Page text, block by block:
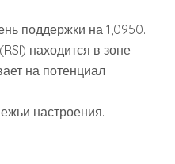
поддержки на 1,0950.
находится в зоне
на потенциал
настроения.